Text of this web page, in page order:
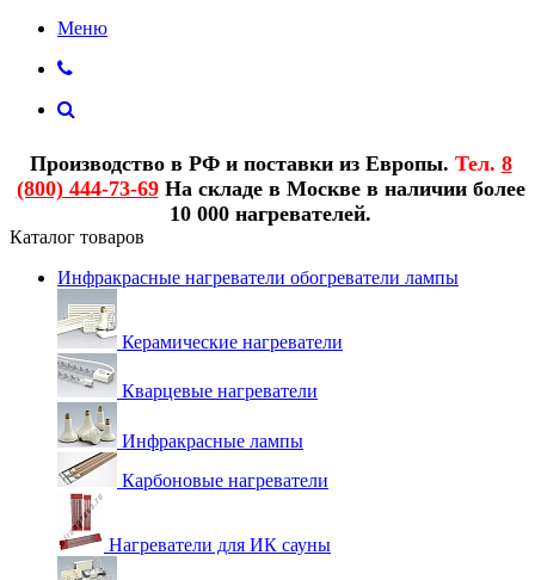
Меню
Производство в РФ и поставки из Европы. Тел. 8
(800) 444-73-69На складе в Москве в наличии более
10 000 нагревателей.
Каталог товаров
Инфракрасные нагреватели обогреватели лампы
Керамические нагреватели
Кварцевые нагреватели
Инфракрасные лампы
Карбоновые нагреватели
Нагреватели для ИК сауны